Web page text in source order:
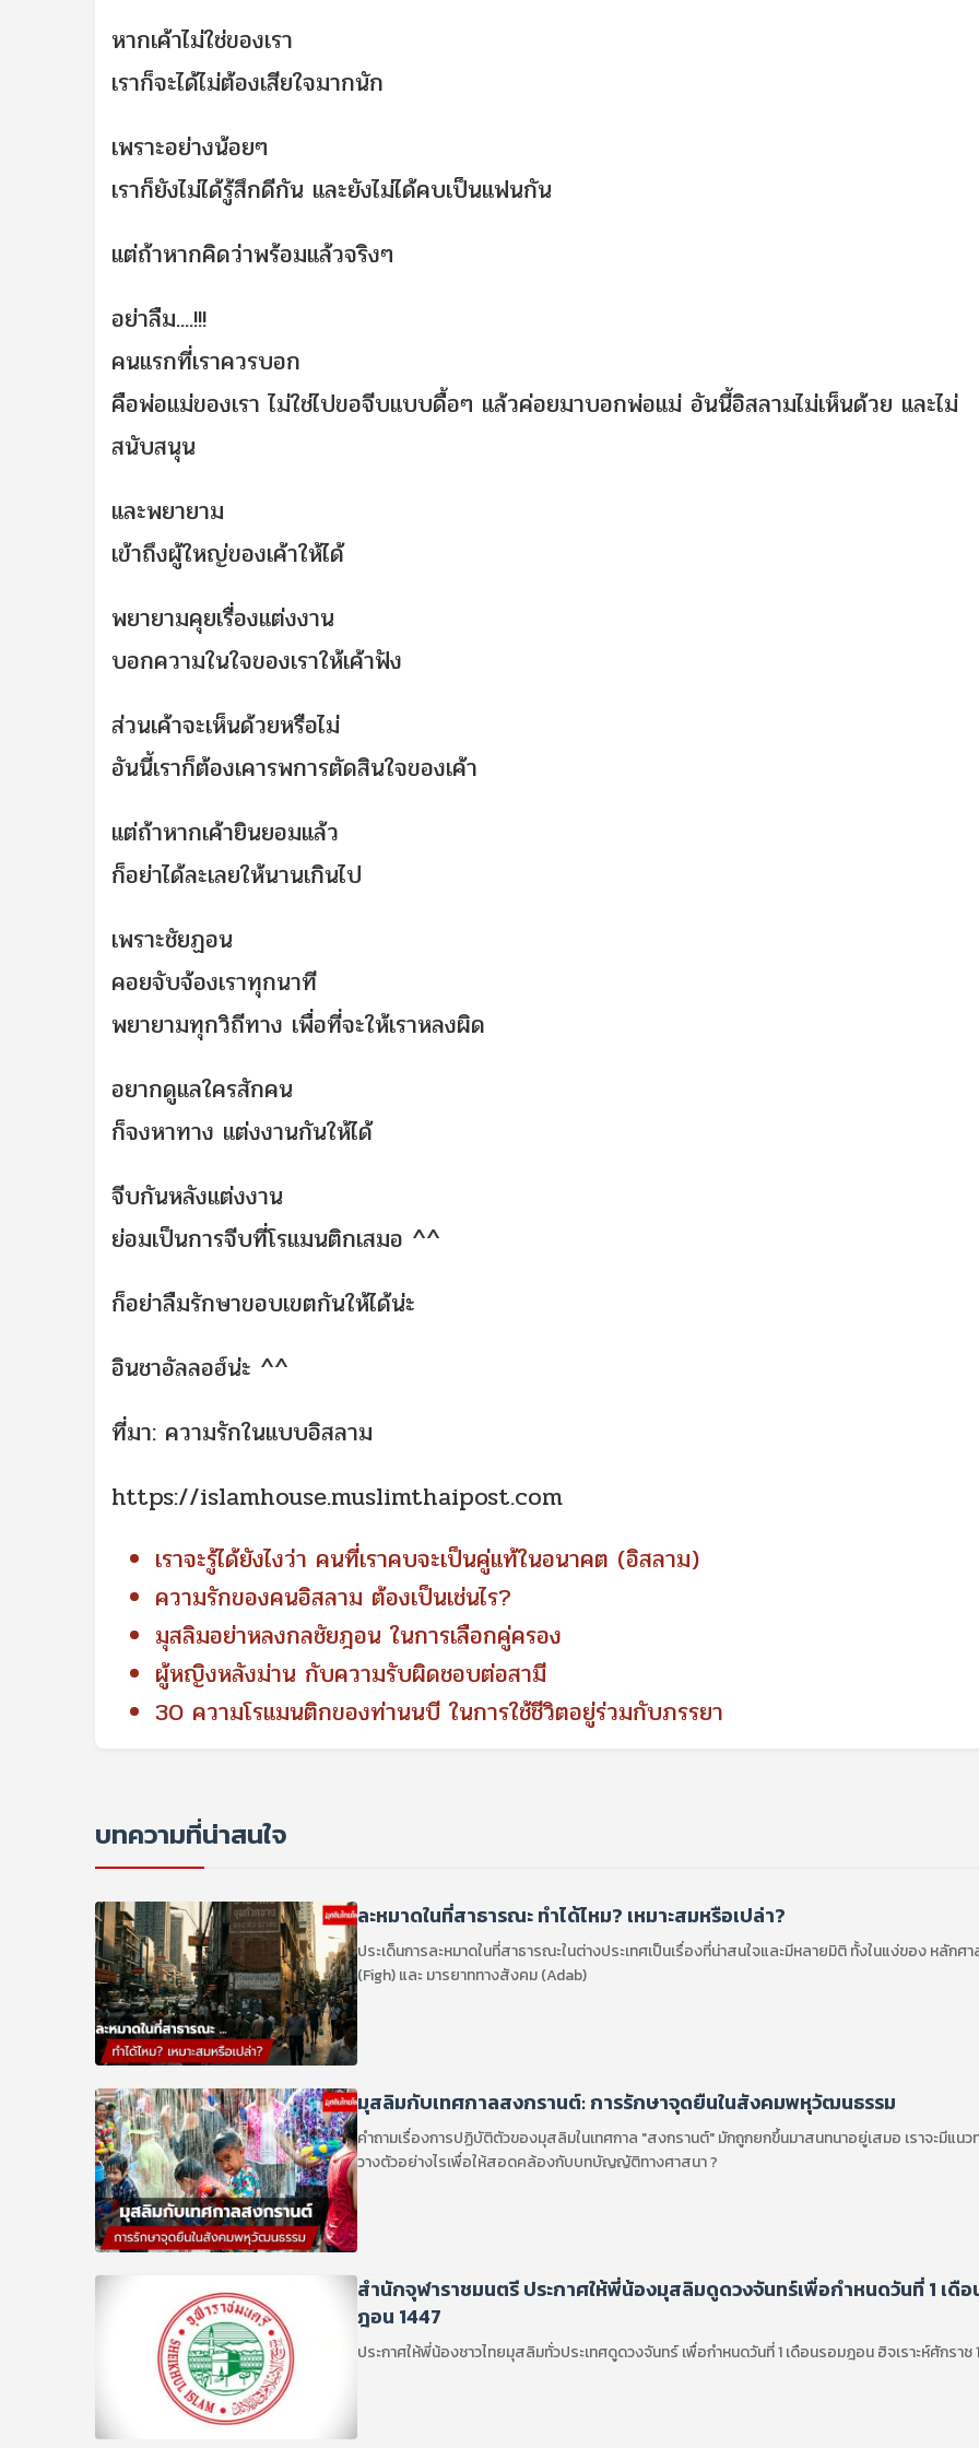
หากเค้าไม่ใช่ของเรา
เราก็จะได้ไม่ต้องเสียใจมากนัก
เพราะอย่างน้อยๆ
เราก็ยังไม่ได้รู้สึกดีกัน และยังไม่ได้คบเป็นแฟนกัน
แต่ถ้าหากคิดว่าพร้อมแล้วจริงๆ
อย่าลืม....!!!
คนแรกที่เราควรบอก
คือพ่อแม่ของเรา ไม่ใช่ไปขอจีบแบบดื้อๆ แล้วค่อยมาบอกพ่อแม่ อันนี้อิสลามไม่เห็นด้วย และไม่
สนับสนุน
และพยายาม
เข้าถึงผู้ใหญ่ของเค้าให้ได
พยายามคุยเรื่องแต่งงาน
บอกความในใจของเราให้เค้าฟัง
ส่วนเค้าจะเห็นด้วยหรือไม่
อันนี้เราก็ต้องเคารพการตัดสินใจของเค้า
แต่ถ้าหากเค้ายินยอมแล้ว
ก็อย่าได้ละเลยให้นานเกินไป
เพราะชัยฏอน
คอยจับจ้องเราทุกนาที
พยายามทุกวิถีทาง เพื่อที่จะให้เราหลงผิด
อยากดูแลใครสักคน
ก็จงหาทาง แต่งงานกันให้ได้
จีบกันหลังแต่งงาน
ย่อมเป็นการจีบที่โรแมนติกเสมอ ^^
ก็อย่าลืมรักษาขอบเขตกันให้ได้น่ะ
อินชาอัลลอฮ์น่ะ ^^
ที่มา: ความรักในแบบอิสลาม
https://islamhouse.muslimthaipost.com
เราจะรู้ได้ยังไงว่า คนที่เราคบจะเป็นคู่แท้ในอนาคต (อิสลาม)
ความรักของคนอิสลาม ต้องเป็นเช่นไร?
มุสลิมอย่าหลงกลชัยฎอน ในการเลือกคู่ครอง
ผู้หญิงหลังม่าน กับความรับผิดชอบต่อสามี
30 ความโรแมนติกของท่านนบี ในการใช้ชีวิตอยู่ร่วมกับภรรยา
บทความที่น่าสนใจ
ละหมาดในที่สาธารณะ ทำได้ไหม? เหมาะสมหรือเปล่า?
ประเด็นการละหมาดในที่สาธารณะในต่างประเทศเป็นเรื่องที่น่าสนใจและมีหลายมิติ ทั้งในแง่ของ หลั
(Figh) และ มารยาททางสังคม (Adab)
มุสลิมกับเทศกาลสงกรานต์: การรักษาจุดยืนในสังคมพหุวัฒนธรรม
คำถามเรื่องการปฏิบัติตัวของมุสลิมในเทศกาล "สงกรานต์" มักถูกยกขึ้นมาสนทนาอยู่เสมอ เราจะมีแนว
วางตัวอย่างไรเพื่อให้สอดคล้องกับบทบัญญัติทางศาสนา ?
สำนักจุฬาราชมนตรี ประกาศให้พี่น้องมุสลิมดูดวงจันทร์เพื่อกำหนดวันที่ 1 เดือ
ฎอน 1447
ประกาศให้พี่น้องชาวไทยมุสลิมทั่วประเทศดูดวงจันทร์ เพื่อกำหนดวันที่ 1 เดือนรอมฎอน ฮิจเราะห์ศักราช